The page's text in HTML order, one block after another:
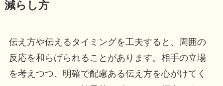
減らし方
伝え方や伝えるタイミングを工夫すると、周囲の
反応を和らげられることがあります。相手の立場
を考えつつ、明確で配慮ある伝え方を心がけてく